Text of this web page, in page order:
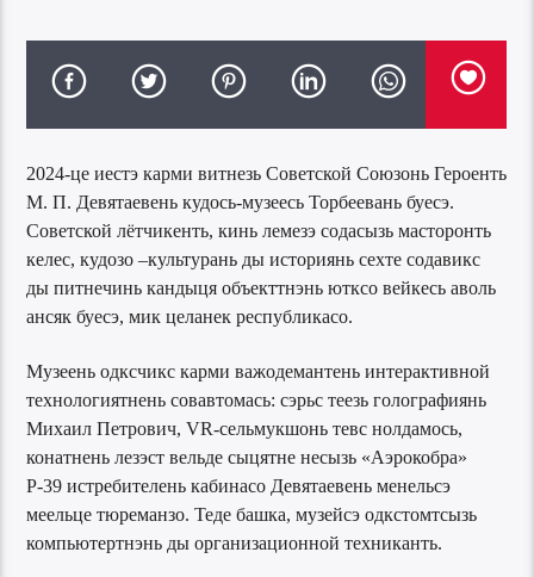
2024-це иестэ карми витнезь Советской Союзонь Героенть
М. П. Девятаевень кудось-музеесь Торбеевань буесэ.
Советской лётчикенть, кинь лемезэ содасызь масторонть
келес, кудозо –культурань ды историянь сехте содавикс
ды питнечинь кандыця объекттнэнь ютксо вейкесь аволь
ансяк буесэ, мик целанек республикасо.
Музеень одксчикс карми важодемантень интерактивной
технологиятнень совавтомась: сэрьс теезь голографиянь
Михаил Петрович, VR-сельмукшонь тевс нолдамось,
конатнень лезэст вельде сыцятне несызь «Аэрокобра»
Р-39 истребителень кабинасо Девятаевень менельсэ
меельце тюреманзо. Теде башка, музейсэ одкстомтсызь
компьютертнэнь ды организационной техниканть.